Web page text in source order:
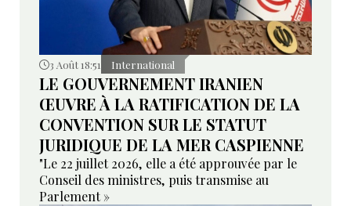
3 Août 18:51 International
LE GOUVERNEMENT IRANIEN
ŒUVRE À LA RATIFICATION DE LA
CONVENTION SUR LE STATUT
JURIDIQUE DE LA MER CASPIENNE
"Le 22 juillet 2026, elle a été approuvée par le
Conseil des ministres, puis transmise au
Parlement »